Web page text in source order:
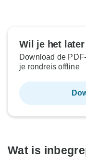
Wil je het later
Download de
je rondreis offline
Wat is